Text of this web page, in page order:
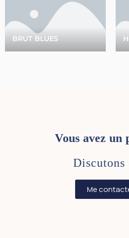
BRUT BLUES
Vous avez un
Discutons
Me